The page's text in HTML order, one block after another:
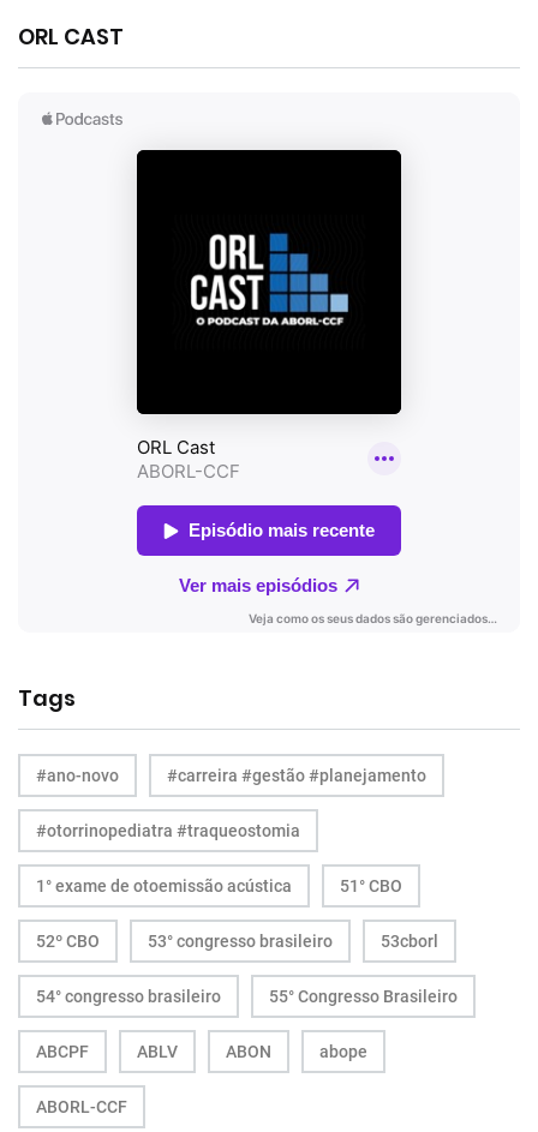
ORL CAST
Tags
#ano-novo #carreira #gestão #planejamento
#otorrinopediatra #traqueostomia
1° exame de otoemissão acústica 51° CBO
52º CBO 53° congresso brasileiro 53cborl
54° congresso brasileiro 55° Congresso Brasileiro
ABCPF ABLV ABON abope
ABORL-CCF